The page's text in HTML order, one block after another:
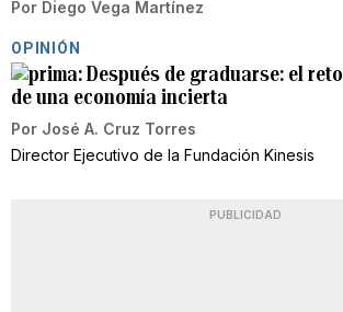
Por Diego Vega Martínez
OPINIÓN
Después de graduarse: el reto
de una economía incierta
Por José A. Cruz Torres
Director Ejecutivo de la Fundación Kinesis
PUBLICIDAD